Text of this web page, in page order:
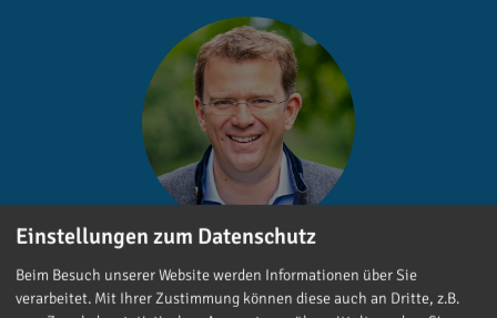
Dr. Reinhard Brandl
Einstellungen zum Datenschutz
Beim Besuch unserer Website werden Informationen über Sie
verarbeitet. Mit Ihrer Zustimmung können diese auch an Dritte, z.B.